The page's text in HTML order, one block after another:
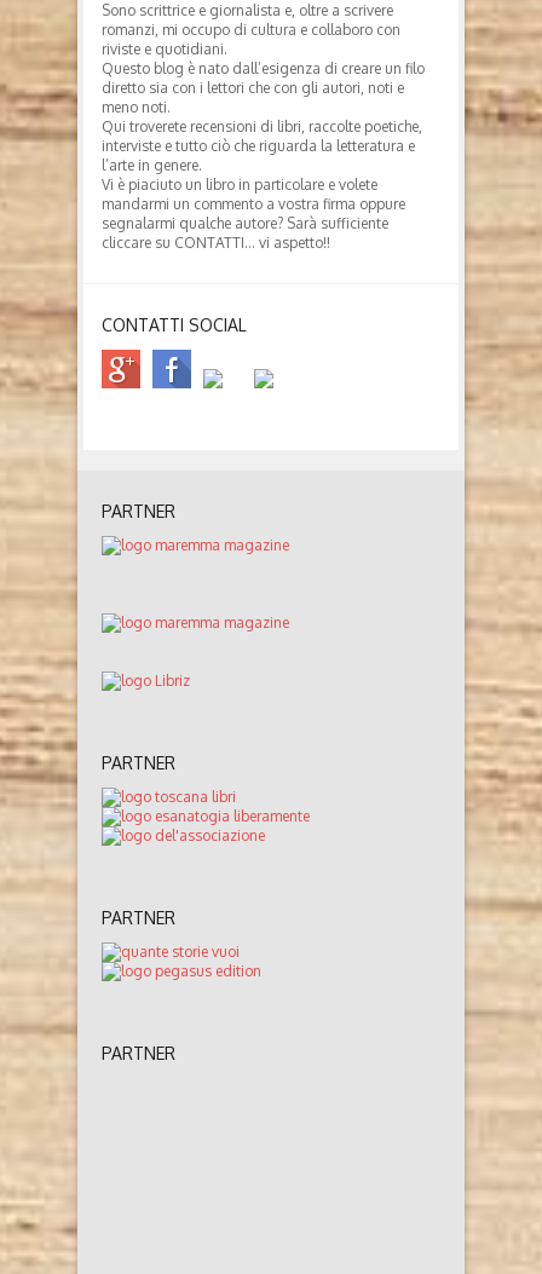
Sono scrittrice e giornalista e, oltre a scrivere
romanzi, mi occupo di cultura e collaboro con
riviste e quotidiani.
Questo blog è nato dall’esigenza di creare un filo
diretto sia con i lettori che con gli autori, noti e
meno noti.
Qui troverete recensioni di libri, raccolte poetiche,
interviste e tutto ciò che riguarda la letteratura e
l’arte in genere.
Vi è piaciuto un libro in particolare e volete
mandarmi un commento a vostra firma oppure
segnalarmi qualche autore? Sarà sufficiente
cliccare su CONTATTI… vi aspetto!!
CONTATTI SOCIAL
PARTNER
PARTNER
PARTNER
PARTNER